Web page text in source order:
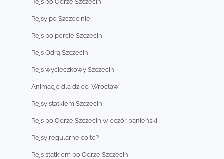
Rejs po Odrze Szczecin
Rejsy po Szczecinie
Rejs po porcie Szczecin
Rejs Odrą Szczecin
Rejs wycieczkowy Szczecin
Animacje dla dzieci Wrocław
Rejsy statkiem Szczecin
Rejs po Odrze Szczecin wieczór panieński
Rejsy regularne co to?
Rejs statkiem po Odrze Szczecin